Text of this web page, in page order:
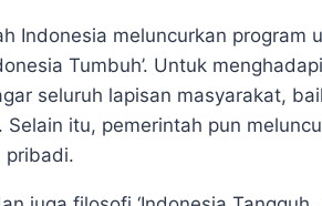
Indonesia meluncurkan
Tumbuh’. Untuk
seluruh lapisan masyarakat,
itu, pemerintah pun
pribadi.